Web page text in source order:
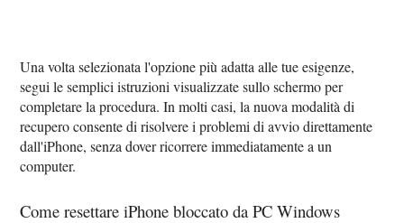
Una volta selezionata l'opzione più adatta alle tue esigenze,
segui le semplici istruzioni visualizzate sullo schermo per
completare la procedura. In molti casi, la nuova modalità di
recupero consente di risolvere i problemi di avvio direttamente
dall'iPhone, senza dover ricorrere immediatamente a un
computer.
Come resettare iPhone bloccato da PC Windows